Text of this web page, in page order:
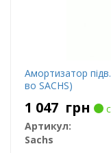
Амортизатор
во SACHS)
1 047 грн
Артикул:
Sachs